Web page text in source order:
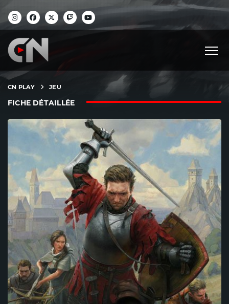
CN PLAY JEU
FICHE DÉTAILLÉE